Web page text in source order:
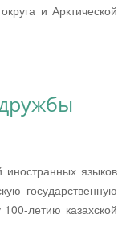
и Арктической
языков
государственную
летию казахской